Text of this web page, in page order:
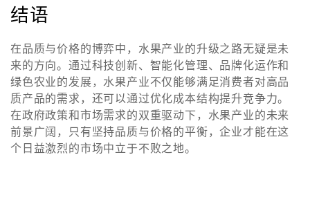
结语
在品质与价格的博弈中，水果产业的升级之路无疑是未
来的方向。通过科技创新、智能化管理、品牌化运作和
绿色农业的发展，水果产业不仅能够满足消费者对高品
质产品的需求，还可以通过优化成本结构提升竞争力。
在政府政策和市场需求的双重驱动下，水果产业的未来
前景广阔，只有坚持品质与价格的平衡，企业才能在这
个日益激烈的市场中立于不败之地。